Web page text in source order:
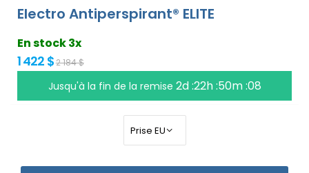
Electro Antiperspirant® ELITE
En stock 3x
1 422 $2 184 $
Jusqu'à la fin de la remise 2d :22h :50m :07